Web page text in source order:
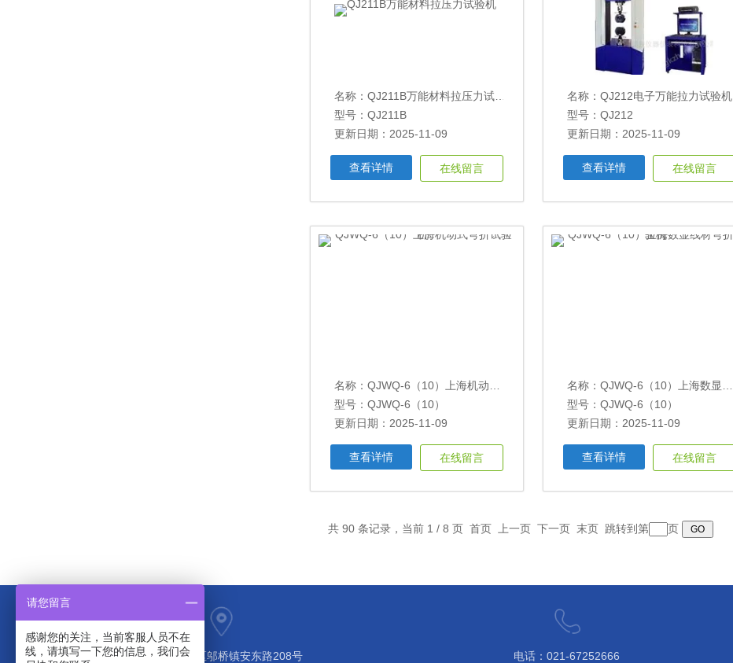
名称： QJ211B万能材料拉压力试验机
型号：QJ211B
更新日期：2025-11-09
查看详情 在线留言
名称： QJ212电子万能拉力试验机
型号：QJ212
更新日期：2025-11-09
查看详情 在线留言
名称： QJWQ-6（10）上海机动式弯折试验机
型号：QJWQ-6（10）
更新日期：2025-11-09
查看详情 在线留言
名称： QJWQ-6（10）上海数显线材弯折试验机
型号：QJWQ-6（10）
更新日期：2025-11-09
查看详情 在线留言
共 90 条记录，当前 1 / 8 页 首页 上一页 下一页 末页 跳转到第 页
上海市奉贤区邬桥镇安东路208号 电话：021-67252666
请您留言
感谢您的关注，当前客服人员不在
线，请填写一下您的信息，我们会